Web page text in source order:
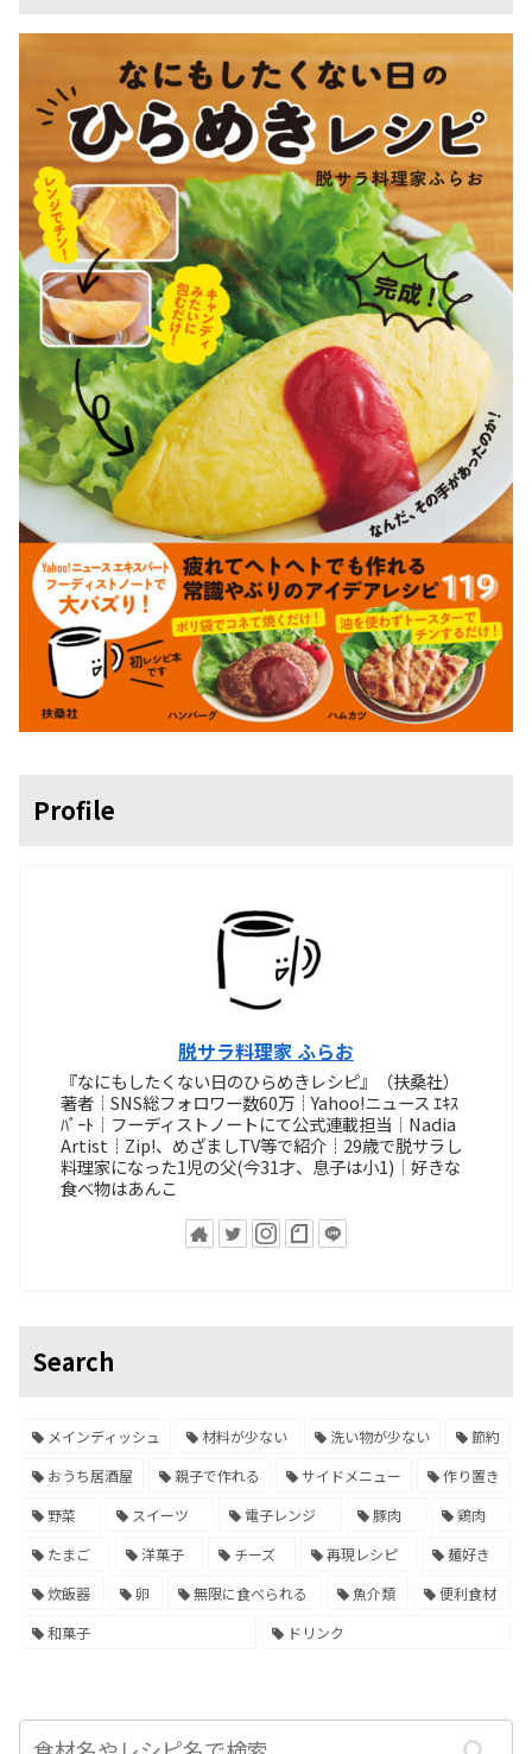
Profile
脱サラ料理家 ふらお
『なにもしたくない日のひらめきレシピ』（扶桑社）
著者┊SNS総フォロワー数60万┊Yahoo!ニュース ｴｷｽ
ﾊﾟｰﾄ┊フーディストノートにて公式連載担当┊Nadia
Artist┊Zip!、めざましTV等で紹介┊29歳で脱サラし
料理家になった1児の父(今31才、息子は小1)┊好きな
食べ物はあんこ
Search
メインディッシュ 材料が少ない 洗い物が少ない
節約
おうち居酒屋
親子で作れる サイドメニュー
作り置き
野菜
スイーツ 電子レンジ 豚肉
鶏肉
たまご
洋菓子 チーズ 再現レシピ
麺好き
炊飯器
卵 無限に食べられる 魚介類
便利食材
和菓子
ドリンク